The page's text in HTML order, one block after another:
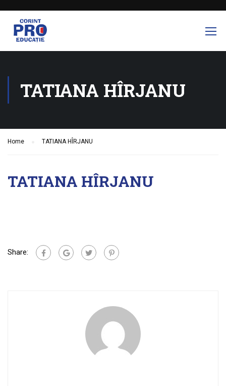
TATIANA HÎRJANU
Home TATIANA HÎRJANU
TATIANA HÎRJANU
Share: